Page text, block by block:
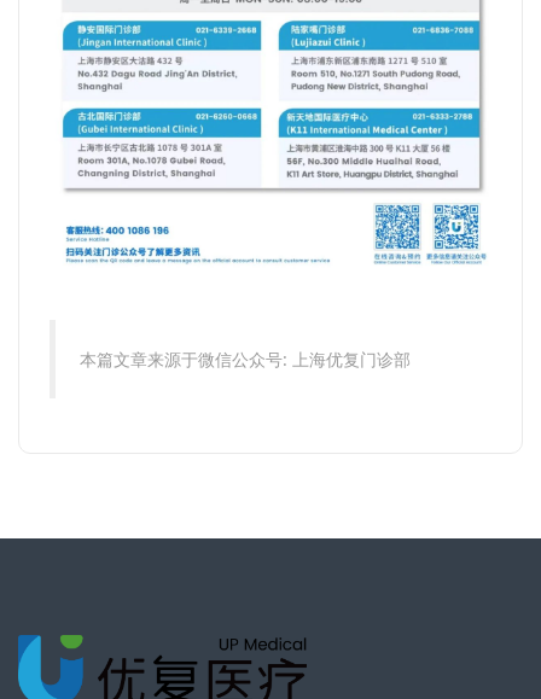
本篇文章来源于微信公众号: 上海优复门诊部